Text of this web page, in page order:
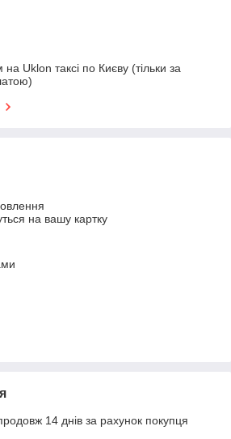
Uklon таксі по Києву (тільки за
на вашу картку
14 днів за рахунок покупця